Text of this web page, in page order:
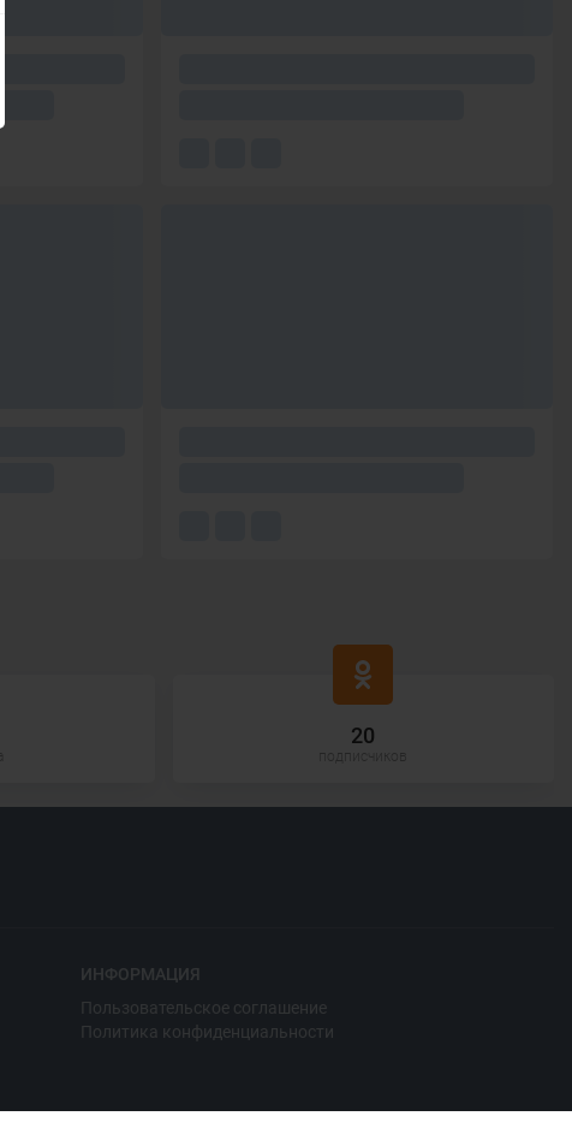
20
ИНФОРМАЦИЯ
Пользовательское соглашение
Политика конфиденциальности